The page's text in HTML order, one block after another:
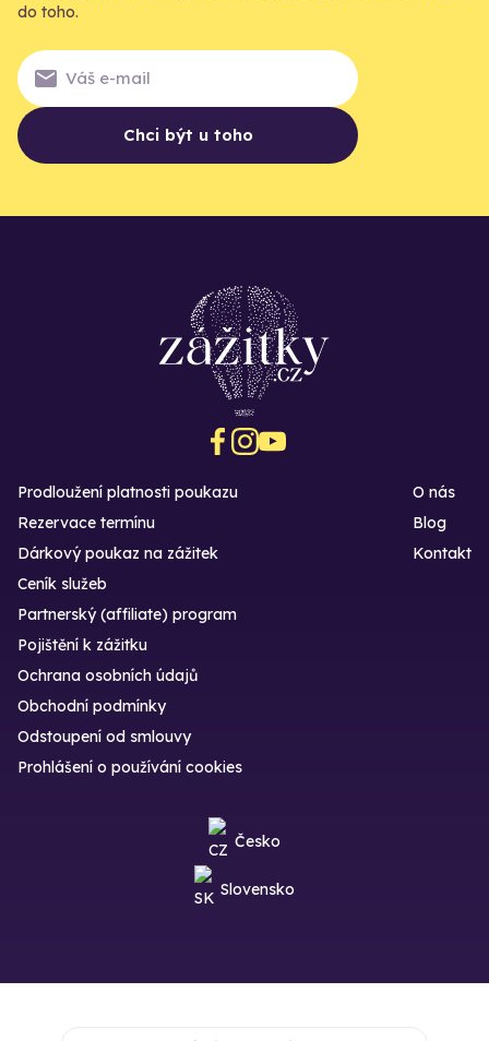
do toho.
Chci být u toho
Prodloužení platnosti poukazu
Rezervace termínu
Dárkový poukaz na zážitek
O nás
Blog
Kontakt
Ceník služeb
Partnerský (affiliate) program
Pojištění k zážitku
Ochrana osobních údajů
Obchodní podmínky
Odstoupení od smlouvy
Prohlášení o používání cookies
Česko
Slovensko